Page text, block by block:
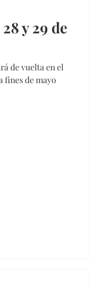
y 29 de
de vuelta en el
fines de mayo